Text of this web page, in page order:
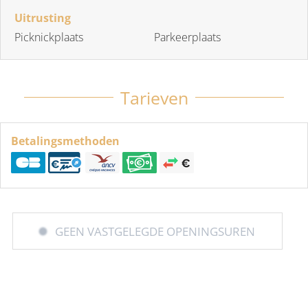
Uitrusting
Picknickplaats
Parkeerplaats
Tarieven
Betalingsmethoden
GEEN VASTGELEGDE OPENINGSUREN